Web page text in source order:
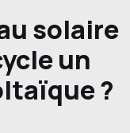
solaire
un
?